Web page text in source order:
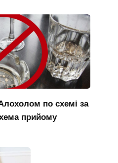
по схемі за
прийому